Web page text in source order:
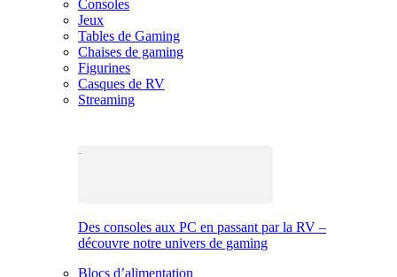
Consoles
Jeux
Tables de Gaming
Chaises de gaming
Figurines
Casques de RV
Streaming
Des consoles aux PC en passant par la RV –
découvre notre univers de gaming
Blocs d’alimentation